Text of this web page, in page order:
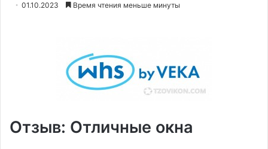
01.10.2023 Время чтения меньше минуты
Отзыв: Отличные окна